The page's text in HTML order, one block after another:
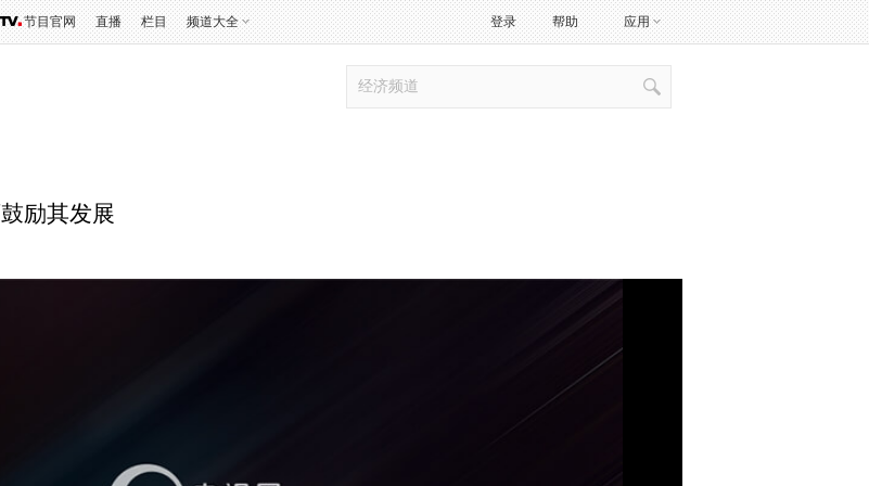
节目官网 直播 栏目 频道大全 帮助 应用
登录
励其发展